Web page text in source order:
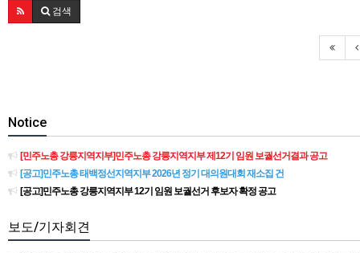
검색
Notice
[민주노총 강릉지역지부]민주노총 강릉지역지부 제12기 임원 보궐선거결과 공고
[공고]민주노총 태백정선지역지부 2026년 정기 대의원대회 재소집 건
[공고]민주노총 강릉지역지부 12기 임원 보궐선거 후보자 확정 공고
보도/기자회견